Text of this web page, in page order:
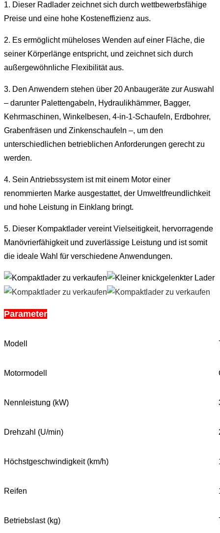
1. Dieser Radlader zeichnet sich durch wettbewerbsfähige
Preise und eine hohe Kosteneffizienz aus.
2. Es ermöglicht müheloses Wenden auf einer Fläche, die
seiner Körperlänge entspricht, und zeichnet sich durch
außergewöhnliche Flexibilität aus.
3. Den Anwendern stehen über 20 Anbaugeräte zur Auswahl
– darunter Palettengabeln, Hydraulikhämmer, Bagger,
Kehrmaschinen, Winkelbesen, 4-in-1-Schaufeln, Erdbohrer,
Grabenfräsen und Zinkenschaufeln –, um den
unterschiedlichen betrieblichen Anforderungen gerecht zu
werden.
4. Sein Antriebssystem ist mit einem Motor einer
renommierten Marke ausgestattet, der Umweltfreundlichkeit
und hohe Leistung in Einklang bringt.
5. Dieser Kompaktlader vereint Vielseitigkeit, hervorragende
Manövrierfähigkeit und zuverlässige Leistung und ist somit
die ideale Wahl für verschiedene Anwendungen.
Parameter
Modell
Motormodell
Nennleistung (kW)
Drehzahl (U/min)
Höchstgeschwindigkeit (km/h)
Reifen
Betriebslast (kg)